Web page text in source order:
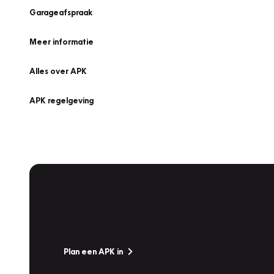
Garageafspraak
Meer informatie
Alles over APK
APK regelgeving
Plan een APK in